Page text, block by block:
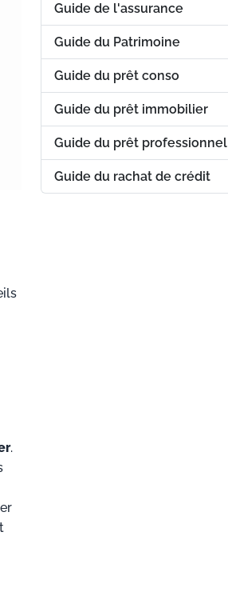
.
Guide de l'assurance
Guide du Patrimoine
Guide du prêt conso
Guide du prêt immobilier
Guide du prêt professionnel
Guide du rachat de crédit